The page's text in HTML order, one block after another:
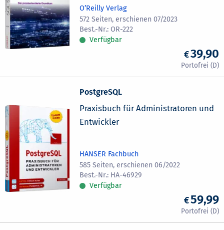
O’Reilly Verlag
572 Seiten, erschienen 07/2023
OR-222
Verfügbar
39,90
PostgreSQL
Praxisbuch für Administratoren und
Entwickler
HANSER Fachbuch
585 Seiten, erschienen 06/2022
HA-46929
Verfügbar
59,99